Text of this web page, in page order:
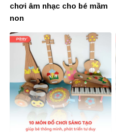
chơi âm nhạc cho bé mầm
non